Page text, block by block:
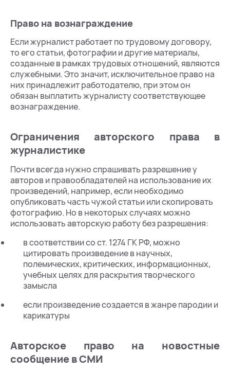
Право на вознаграждение
Если журналист работает по трудовому договору,
то его статьи, фотографии и другие материалы,
созданные в рамках трудовых отношений, являются
служебными. Это значит, исключительное право на
них принадлежит работодателю, при этом он
обязан выплатить журналисту соответствующее
вознаграждение.
Ограничения авторского права в
журналистике
Почти всегда нужно спрашивать разрешение у
авторов и правообладателей на использование их
произведений, например, если необходимо
опубликовать часть чужой статьи или скопировать
фотографию. Но в некоторых случаях можно
использовать авторскую работу без разрешения:
в соответствии со ст. 1274 ГК РФ, можно
цитировать произведение в научных,
полемических, критических, информационных,
учебных целях для раскрытия творческого
замысла
если произведение создается в жанре пародии и
карикатуры
Авторское право на новостные
сообщение в СМИ